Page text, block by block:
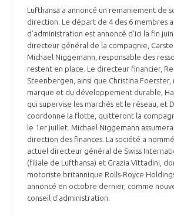
Lufthansa a annoncé un remaniement de
direction. Le départ de 4 des 6 membres
d’administration est annoncé d’ici la fin
directeur général de la compagnie,
Michael Niggemann, responsable des
restent en place. Le directeur financier,
Steenbergen, ainsi que Christina Foerster,
marque et du développement durable,
qui supervise les marchés et le réseau, et
coordonne la flotte, quitteront la
le 1er juillet. Michael Niggemann
direction des finances. La société a
actuel directeur général de Swiss
(filiale de Lufthansa) et Grazia Vittadini,
motoriste britannique Rolls-Royce
annoncé en octobre dernier, comme
conseil d'administration.